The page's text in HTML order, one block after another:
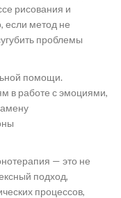
рисования и
если метод не
проблемы
помощи.
в работе с эмоциями,
— это не
подход,
процессов,